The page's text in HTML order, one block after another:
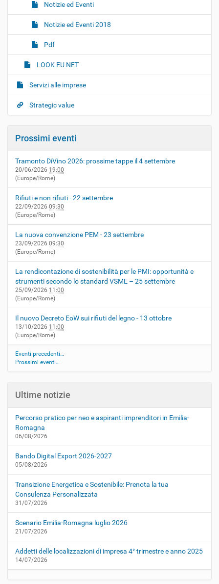
Notizie ed Eventi
Notizie ed Eventi 2018
Pdf
LOOK EU NET
Servizi alle imprese
Strategic value
Prossimi eventi
Tramonto DiVino 2026: prossime tappe il 4 settembre
20/06/2026 19:00
(Europe/Rome)
Rifiuti e non rifiuti - 22 settembre
22/09/2026 09:30
(Europe/Rome)
La nuova convenzione PEM - 23 settembre
23/09/2026 09:30
(Europe/Rome)
La rendicontazione di sostenibilità per le PMI: opportunità e
strumenti secondo lo standard VSME – 25 settembre
25/09/2026 11:00
(Europe/Rome)
Il nuovo Decreto EoW sui rifiuti del legno - 13 ottobre
13/10/2026 11:00
(Europe/Rome)
Eventi precedenti…
Prossimi eventi…
Ultime notizie
Percorso pratico per neo e aspiranti imprenditori in Emilia-
Romagna
06/08/2026
Bando Digital Export 2026-2027
05/08/2026
Transizione Energetica e Sostenibile: Prenota la tua
Consulenza Personalizzata
31/07/2026
Scenario Emilia-Romagna luglio 2026
21/07/2026
Addetti delle localizzazioni di impresa 4° trimestre e anno 2025
14/07/2026